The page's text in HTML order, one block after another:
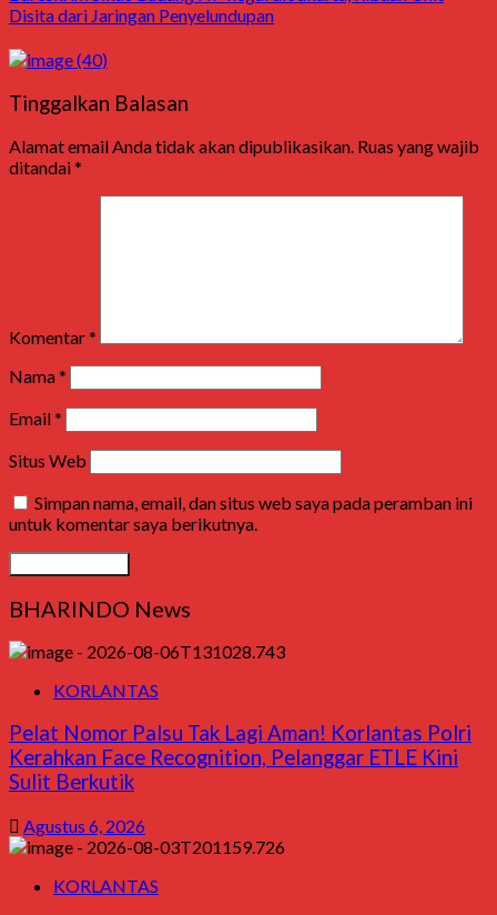
Disita dari Jaringan Penyelundupan
Tinggalkan Balasan
Alamat email Anda tidak akan dipublikasikan. Ruas yang wajib
ditandai*
Komentar*
Nama*
Email*
Situs Web
Simpan nama, email, dan situs web saya pada peramban ini
untuk komentar saya berikutnya.
BHARINDO News
KORLANTAS
Pelat Nomor Palsu Tak Lagi Aman! Korlantas Polri
Kerahkan Face Recognition, Pelanggar ETLE Kini
Sulit Berkutik
Agustus 6, 2026
KORLANTAS